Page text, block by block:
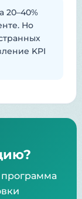
20–40%
Но
KPI